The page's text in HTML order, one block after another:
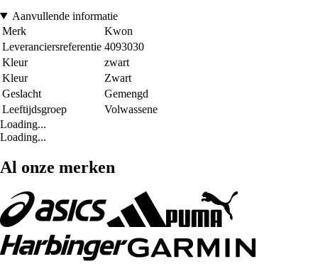
Aanvullende informatie
Merk
Kwon
Leveranciersreferentie 4093030
Kleur
zwart
Kleur
Zwart
Geslacht
Gemengd
Leeftijdsgroep
Volwassene
Loading...
Loading...
Al onze merken